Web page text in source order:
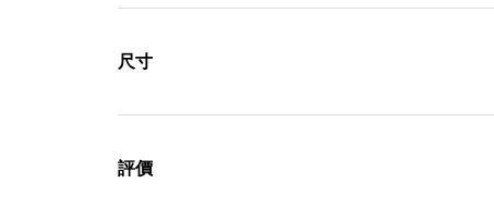
尺寸
評價